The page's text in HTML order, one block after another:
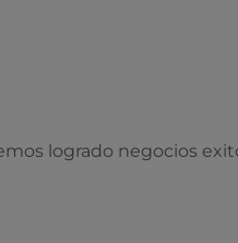
logrado negocios